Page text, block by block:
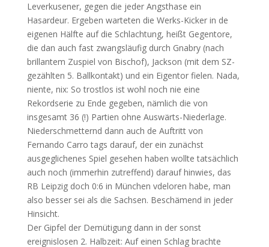
Leverkusener, gegen die jeder Angsthase ein
Hasardeur. Ergeben warteten die Werks-Kicker in de
eigenen Hälfte auf die Schlachtung, heißt Gegentore,
die dan auch fast zwangsläufig durch Gnabry (nach
brillantem Zuspiel von Bischof), Jackson (mit dem SZ-
gezählten 5. Ballkontakt) und ein Eigentor fielen. Nada,
niente, nix: So trostlos ist wohl noch nie eine
Rekordserie zu Ende gegeben, nämlich die von
insgesamt 36 (!) Partien ohne Auswärts-Niederlage.
Niederschmetternd dann auch de Auftritt von
Fernando Carro tags darauf, der ein zunächst
ausgeglichenes Spiel gesehen haben wollte tatsächlich
auch noch (immerhin zutreffend) darauf hinwies, das
RB Leipzig doch 0:6 in München vdeloren habe, man
also besser sei als die Sachsen. Beschämend in jeder
Hinsicht.
Der Gipfel der Demütigung dann in der sonst
ereignislosen 2. Halbzeit: Auf einen Schlag brachte